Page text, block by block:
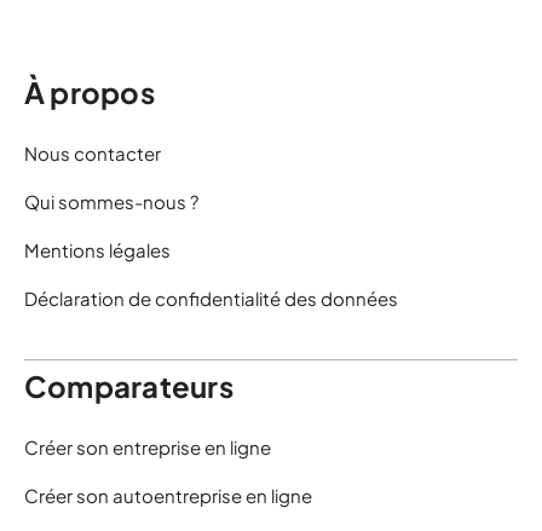
À propos
Nous contacter
Qui sommes-nous ?
Mentions légales
Déclaration de confidentialité des données
Comparateurs
Créer son entreprise en ligne
Créer son autoentreprise en ligne